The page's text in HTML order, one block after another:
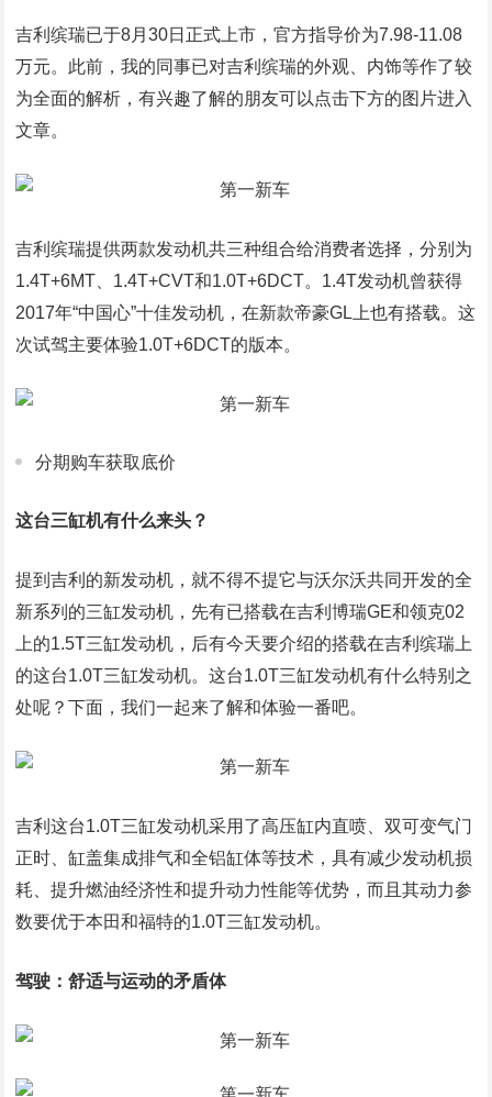
吉利缤瑞已于8月30日正式上市，官方指导价为7.98-11.08
万元。此前，我的同事已对吉利缤瑞的外观、内饰等作了较
为全面的解析，有兴趣了解的朋友可以点击下方的图片进入
文章。
吉利缤瑞提供两款发动机共三种组合给消费者选择，分别为
1.4T+6MT、1.4T+CVT和1.0T+6DCT。1.4T发动机曾获得
2017年“中国心”十佳发动机，在新款帝豪GL上也有搭载。这
次试驾主要体验1.0T+6DCT的版本。
分期购车获取底价
这台三缸机有什么来头？
提到吉利的新发动机，就不得不提它与沃尔沃共同开发的全
新系列的三缸发动机，先有已搭载在吉利博瑞GE和领克02
上的1.5T三缸发动机，后有今天要介绍的搭载在吉利缤瑞上
的这台1.0T三缸发动机。这台1.0T三缸发动机有什么特别之
处呢？下面，我们一起来了解和体验一番吧。
吉利这台1.0T三缸发动机采用了高压缸内直喷、双可变气门
正时、缸盖集成排气和全铝缸体等技术，具有减少发动机损
耗、提升燃油经济性和提升动力性能等优势，而且其动力参
数要优于本田和福特的1.0T三缸发动机。
驾驶：舒适与运动的矛盾体